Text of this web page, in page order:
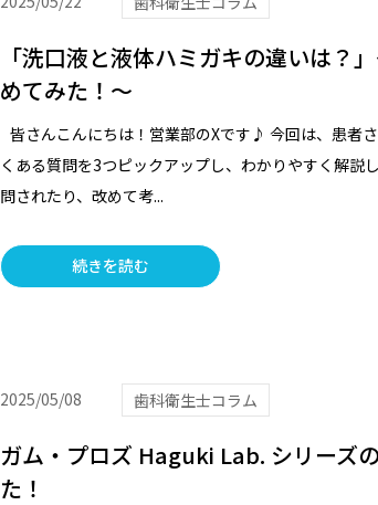
「洗口液と液体ハミガキの違いは？
めてみた！～
皆さんこんにちは！営業部のXです♪ 今回は、患者
くある質問を3つピックアップし、わかりやすく解説
問されたり、改めて考...
続きを読む
2025/05/08 歯科衛生士コラム
ガム・プロズ Haguki Lab. シリーズ
た！